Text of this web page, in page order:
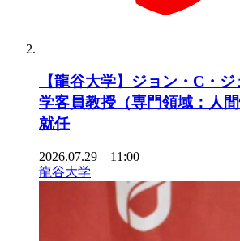
【龍谷大学】ジョン・C・
学客員教授（専門領域：人
就任
2026.07.29 11:00
龍谷大学